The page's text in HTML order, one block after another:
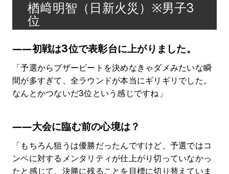
楢﨑明智（日新火災）※男子3
位
――初戦は3位で表彰台に上がりました。
「予選からブザービートを決めなきゃダメみたいな瞬
間が多すぎて、全ラウンドが本当にギリギリでした。
なんとかつないだ3位という感じですね」
――大会に臨む前の心境は？
「もちろん狙うは優勝だったんですけど、予選ではコ
ンペに対するメンタリティが仕上がり切っていなかっ
たと感じて、決勝に残ることを目標に切り替えていま